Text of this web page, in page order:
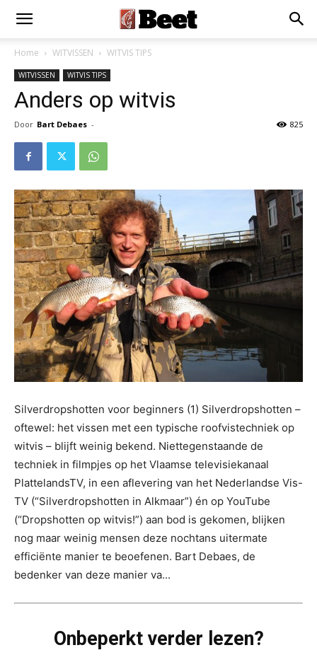
Home WITVISSEN WITVIS TIPS
WITVISSEN WITVIS TIPS
Anders op witvis
Door Bart Debaes - 825
Silverdropshotten voor beginners (1) Silverdropshotten –
oftewel: het vissen met een typische roofvistechniek op
witvis – blijft weinig bekend. Niettegenstaande de
techniek in filmpjes op het Vlaamse televisiekanaal
PlattelandsTV, in een aflevering van het Nederlandse Vis-
TV (“Silverdropshotten in Alkmaar”) én op YouTube
(“Dropshotten op witvis!”) aan bod is gekomen, blijken
nog maar weinig mensen deze nochtans uitermate
efficiënte manier te beoefenen. Bart Debaes, de
bedenker van deze manier va...
Onbeperkt verder lezen?